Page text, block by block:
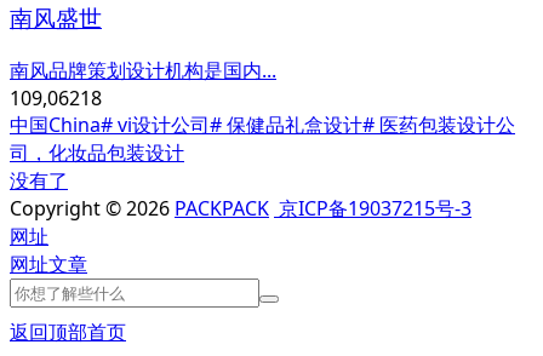
南风盛世
南风品牌策划设计机构是国内...
109,06218
中国China# vi设计公司# 保健品礼盒设计# 医药包装设计公
司，化妆品包装设计
没有了
Copyright © 2026 PACKPACK 京ICP备19037215号-3
网址
网址文章
返回顶部首页